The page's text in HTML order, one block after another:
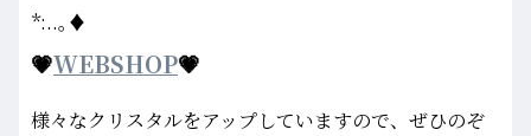
*:..｡♦
💗WEBSHOP💗
様々なクリスタルをアップしていますので、ぜひのぞ